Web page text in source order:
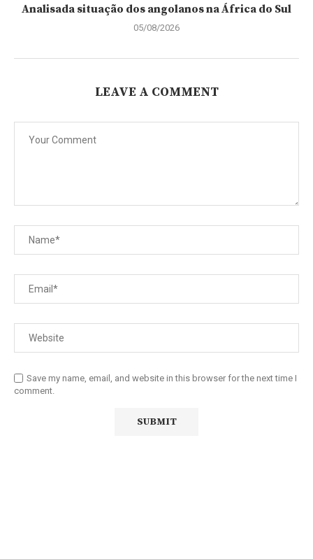
Analisada situação dos angolanos na África do Sul
05/08/2026
LEAVE A COMMENT
Save my name, email, and website in this browser for the next time I
comment.